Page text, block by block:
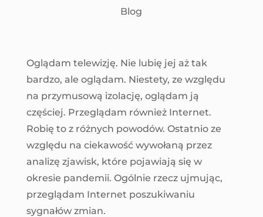
Blog
Oglądam telewizję. Nie lubię jej aż tak
bardzo, ale oglądam. Niestety, ze względu
na przymusową izolację, oglądam ją
częściej. Przeglądam również Internet.
Robię to z różnych powodów. Ostatnio ze
względu na ciekawość wywołaną przez
analizę zjawisk, które pojawiają się w
okresie pandemii. Ogólnie rzecz ujmując,
przeglądam Internet poszukiwaniu
sygnałów zmian.